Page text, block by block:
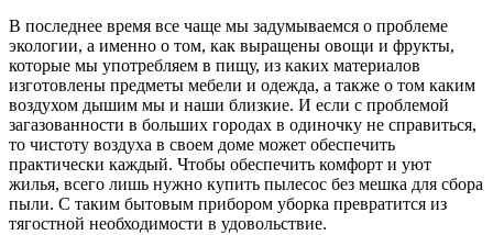
В последнее время все чаще мы задумываемся о проблеме
экологии, а именно о том, как выращены овощи и фрукты,
которые мы употребляем в пищу, из каких материалов
изготовлены предметы мебели и одежда, а также о том каким
воздухом дышим мы и наши близкие. И если с проблемой
загазованности в больших городах в одиночку не справиться,
то чистоту воздуха в своем доме может обеспечить
практически каждый. Чтобы обеспечить комфорт и уют
жилья, всего лишь нужно купить пылесос без мешка для сбора
пыли. С таким бытовым прибором уборка превратится из
тягостной необходимости в удовольствие.